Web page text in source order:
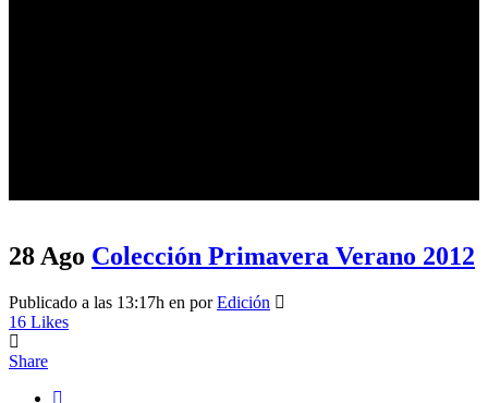
28 Ago Colección Primavera Verano 2012
Publicado a las 13:17h en porEdición
16 Likes
Share